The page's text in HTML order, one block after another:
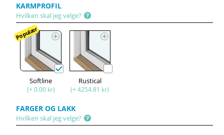
KARMPROFIL
Hvilken skal jeg velge?
Populær
Softline
(+ 0.00 kr)
Rustical
(+ 4254.81 kr)
FARGER OG LAKK
Hvilken skal jeg velge?